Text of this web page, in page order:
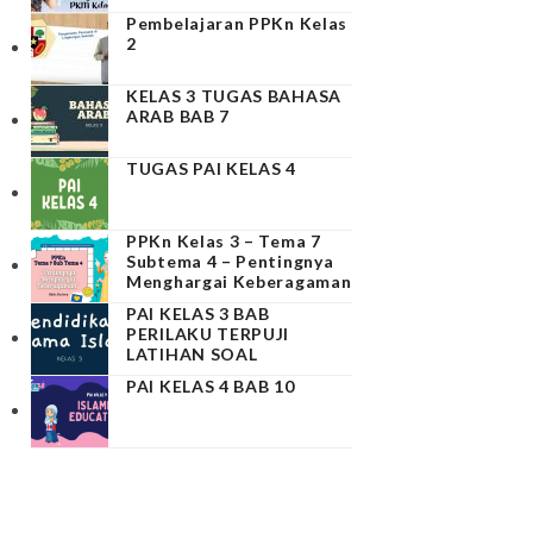
Pembelajaran PPKn Kelas
2
KELAS 3 TUGAS BAHASA
ARAB BAB 7
TUGAS PAI KELAS 4
PPKn Kelas 3 – Tema 7
Subtema 4 – Pentingnya
Menghargai Keberagaman
PAI KELAS 3 BAB
PERILAKU TERPUJI
LATIHAN SOAL
PAI KELAS 4 BAB 10